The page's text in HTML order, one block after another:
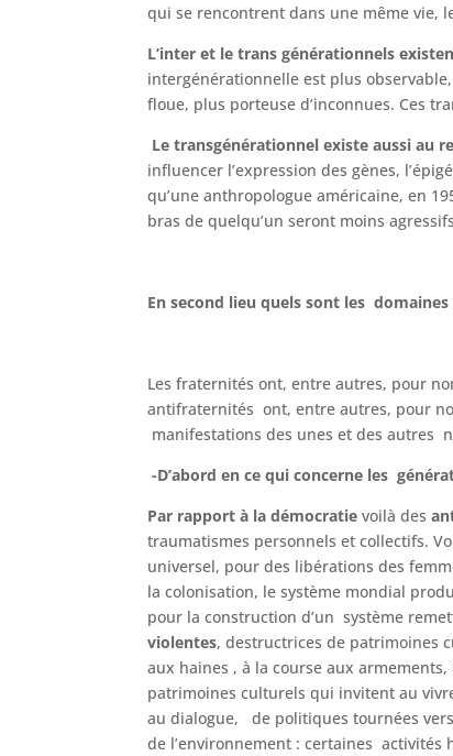
qui se rencontrent dans une même vie,
L’inter et le trans générationnels
intergénérationnelle est plus
floue, plus porteuse d’inconnues. Ces
Le transgénérationnel existe aussi au
influencer l’expression des gènes,
qu’une anthropologue américaine, en
bras de quelqu’un seront moins
En second lieu quels sont les domaines
Les fraternités ont, entre autres, pour
antifraternités ont, entre autres, pour
manifestations des unes et des autres
-D’abord en ce qui concerne les
Par rapport à la démocratie voilà des
traumatismes personnels et collectifs.
universel, pour des libérations des
la colonisation, le système mondial
pour la construction d’un système
violentes, destructrices de patrimoines
aux haines , à la course aux
patrimoines culturels qui invitent au
au dialogue, de politiques tournées
de l’environnement : certaines